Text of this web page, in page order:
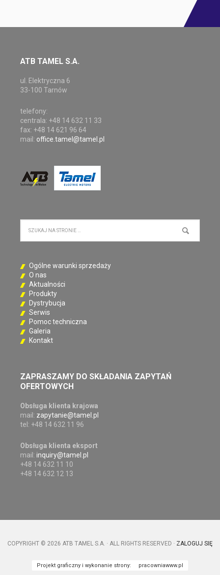
ATB TAMEL S.A.
ul. Elektryczna 6
33-100 Tarnów
telefony:
centrala: +48 14 632 11 33
fax: +48 14 621 96 64
mail: office.tamel@tamel.pl
Ogólne warunki sprzedaży
O nas
Aktualności
Produkty
Dystrybucja
Serwis
Pomoc techniczna
Galeria
Kontakt
ZAPRASZAMY DO SKŁADANIA ZAPYTAŃ
OFERTOWYCH
Obsługa klienta krajowa
mail: zapytanie@tamel.pl
tel: +48 14 632 11 96
Obsługa klienta eksport
mail: inquiry@tamel.pl
+48 14 632 11 10
+48 14 632 12 13
COPYRIGHT © 2026 ATB TAMEL S.A. · ALL RIGHTS RESERVED · ZALOGUJ SIĘ
Projekt graficzny i wykonanie strony: pracowniawww.pl